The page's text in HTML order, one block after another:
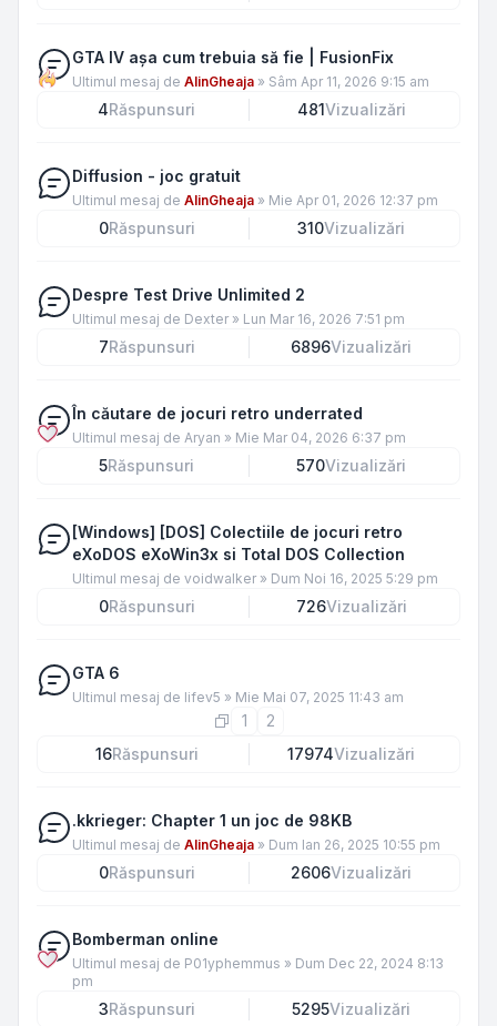
GTA IV așa cum trebuia să fie | FusionFix
Ultimul mesaj de AlinGheaja » Sâm Apr 11, 2026 9:15 am
4Răspunsuri 481Vizualizări
Diffusion - joc gratuit
Ultimul mesaj de AlinGheaja » Mie Apr 01, 2026 12:37 pm
0Răspunsuri 310Vizualizări
Despre Test Drive Unlimited 2
Ultimul mesaj de Dexter » Lun Mar 16, 2026 7:51 pm
7Răspunsuri 6896Vizualizări
În căutare de jocuri retro underrated
Ultimul mesaj de Aryan » Mie Mar 04, 2026 6:37 pm
5Răspunsuri 570Vizualizări
[Windows] [DOS] Colectiile de jocuri retro
eXoDOS eXoWin3x si Total DOS Collection
Ultimul mesaj de voidwalker » Dum Noi 16, 2025 5:29 pm
0Răspunsuri 726Vizualizări
GTA 6
Ultimul mesaj de lifev5 » Mie Mai 07, 2025 11:43 am
1
2
16Răspunsuri 17974Vizualizări
.kkrieger: Chapter 1 un joc de 98KB
Ultimul mesaj de AlinGheaja » Dum Ian 26, 2025 10:55 pm
0Răspunsuri 2606Vizualizări
Bomberman online
Ultimul mesaj de P01yphemmus » Dum Dec 22, 2024 8:13
pm
3Răspunsuri 5295Vizualizări